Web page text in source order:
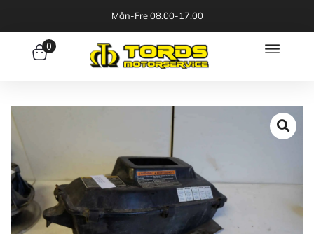
Mån-Fre 08.00-17.00
0